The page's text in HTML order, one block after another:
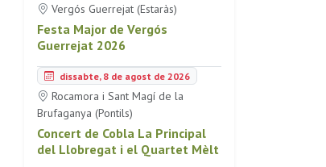
Vergós Guerrejat (Estaràs)
Festa Major de Vergós
Guerrejat 2026
dissabte, 8 de agost de 2026
Rocamora i Sant Magí de la
Brufaganya (Pontils)
Concert de Cobla La Principal
del Llobregat i el Quartet Mèlt